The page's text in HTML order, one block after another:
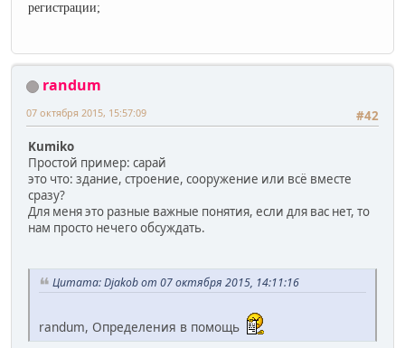
регистрации;
randum
#42
07 октября 2015, 15:57:09
Kumiko
Простой пример: сарай
это что: здание, строение, сооружение или всё вместе
сразу?
Для меня это разные важные понятия, если для вас нет, то
нам просто нечего обсуждать.
Цитата: Djakob от 07 октября 2015, 14:11:16
randum, Определения в помощь